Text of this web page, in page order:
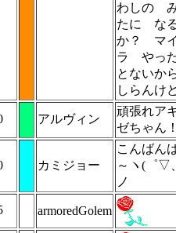
わしの
たに な
か？ マ
ラ やっ
とない
しらんけ
アルヴィン
頑張れア
ゼちゃん
カミジョー
こんばん
～ヽ(゜▽
ノ
armoredGolem